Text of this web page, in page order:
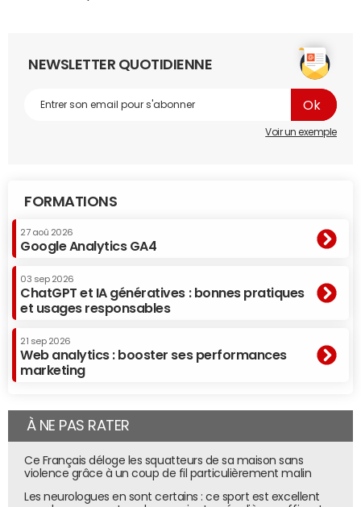
NEWSLETTER QUOTIDIENNE
Voir un exemple
FORMATIONS
27 aoû 2026
Google Analytics GA4
03 sep 2026
ChatGPT et IA génératives : bonnes pratiques
et usages responsables
21 sep 2026
Web analytics : booster ses performances
marketing
À NE PAS RATER
Ce Français déloge les squatteurs de sa maison sans
violence grâce à un coup de fil particulièrement malin
Les neurologues en sont certains : ce sport est excellent